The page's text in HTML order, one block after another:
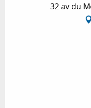
32 av du